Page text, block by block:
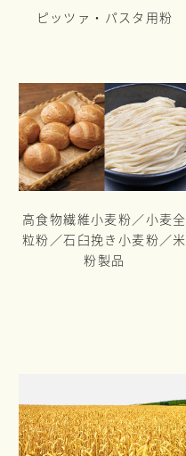
ピッツァ・パスタ用粉
高食物繊維小麦粉／小麦全
粒粉／石臼挽き小麦粉／米
粉製品